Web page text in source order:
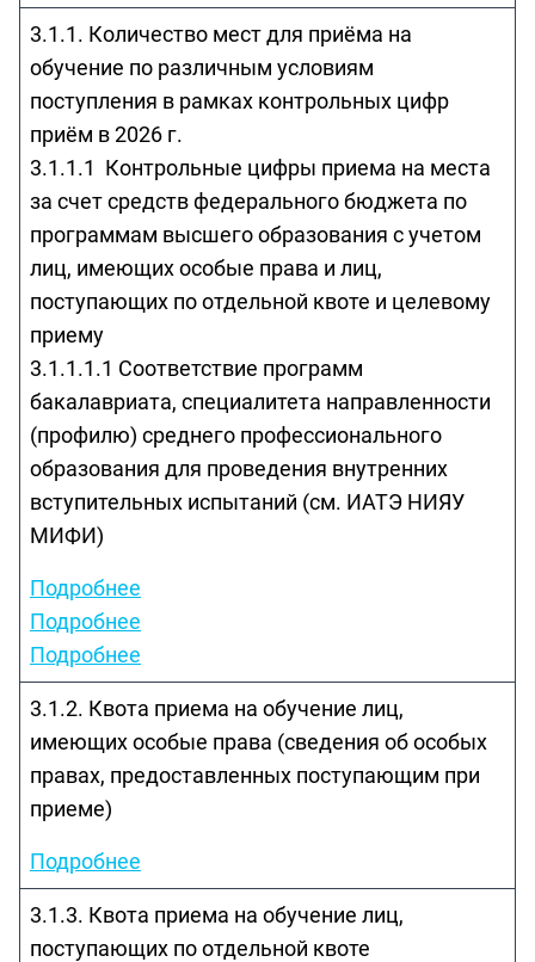
3.1.1. Количество мест для приёма на
обучение по различным условиям
поступления в рамках контрольных цифр
приём в 2026 г.
3.1.1.1 Контрольные цифры приема на места
за счет средств федерального бюджета по
программам высшего образования с учетом
лиц, имеющих особые права и лиц,
поступающих по отдельной квоте и целевому
приему
3.1.1.1.1 Соответствие программ
бакалавриата, специалитета направленности
(профилю) среднего профессионального
образования для проведения внутренних
вступительных испытаний (см. ИАТЭ НИЯУ
МИФИ)
Подробнее
Подробнее
Подробнее
3.1.2. Квота приема на обучение лиц,
имеющих особые права (сведения об особых
правах, предоставленных поступающим при
приеме)
Подробнее
3.1.3. Квота приема на обучение лиц,
поступающих по отдельной квоте